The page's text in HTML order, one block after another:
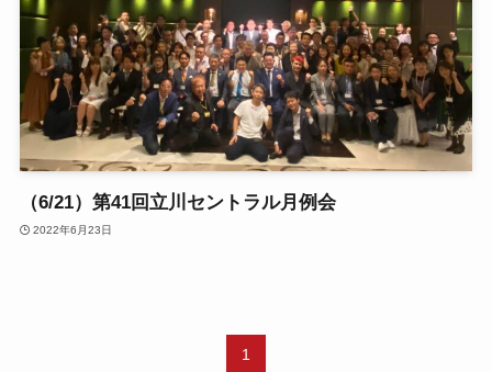
（6/21）第41回立川セントラル月例会
2022年6月23日
1